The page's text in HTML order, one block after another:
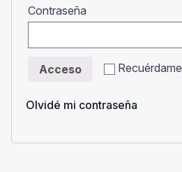
Contraseña
Recuérdame
Acceso
Olvidé mi contraseña